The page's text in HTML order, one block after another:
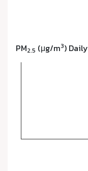
PM2.5 (μg/m3) Daily